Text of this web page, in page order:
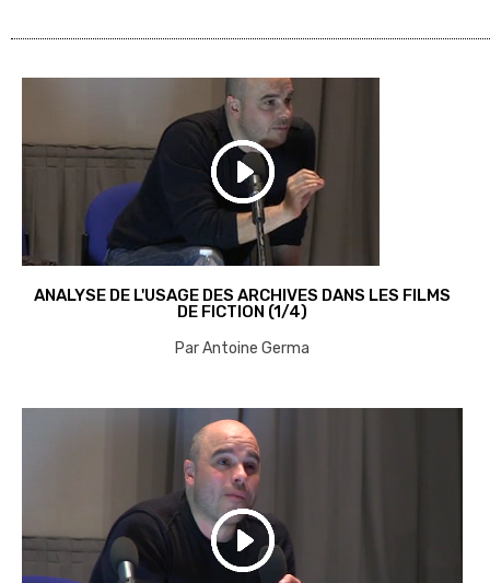
ANALYSE DE L'USAGE DES ARCHIVES DANS LES FILMS
DE FICTION (1/4)
Par Antoine Germa